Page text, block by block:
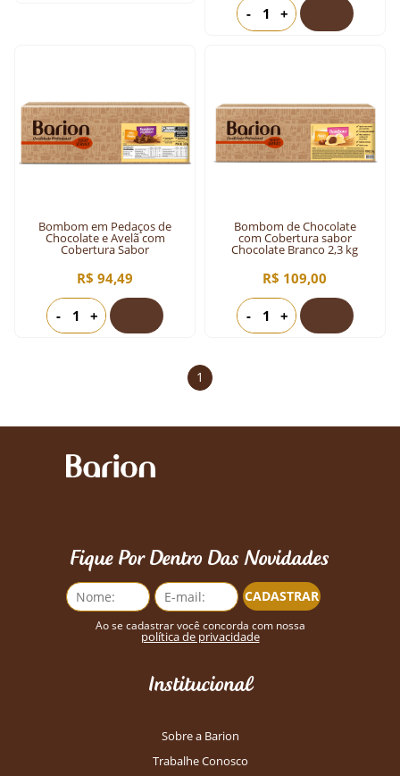
- +
Bombom em Pedaços de
Chocolate e Avelã com
Cobertura Sabor
R$ 94,49
- +
Bombom de Chocolate
com Cobertura sabor
Chocolate Branco 2,3 kg
R$ 109,00
- +
1
Fique Por Dentro Das Novidades
CADASTRAR
Ao se cadastrar você concorda com nossa
política de privacidade
Institucional
Sobre a Barion
Trabalhe Conosco